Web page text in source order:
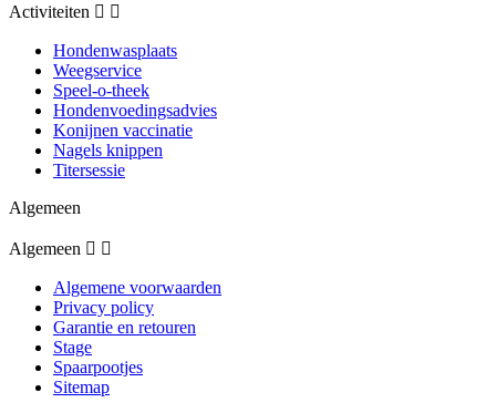
Activiteiten  
Hondenwasplaats
Weegservice
Speel-o-theek
Hondenvoedingsadvies
Konijnen vaccinatie
Nagels knippen
Titersessie
Algemeen
Algemeen  
Algemene voorwaarden
Privacy policy
Garantie en retouren
Stage
Spaarpootjes
Sitemap